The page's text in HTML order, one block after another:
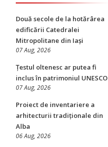
Două secole de la hotărârea
edificării Catedralei
Mitropolitane din Iași
07 Aug, 2026
Țestul oltenesc ar putea fi
inclus în patrimoniul UNESCO
07 Aug, 2026
Proiect de inventariere a
arhitecturii tradiționale din
Alba
06 Aug, 2026